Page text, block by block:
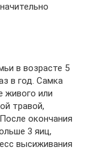
в возрасте 5
в год. Самка
живого или
травой,
окончания
3 яиц,
высиживания